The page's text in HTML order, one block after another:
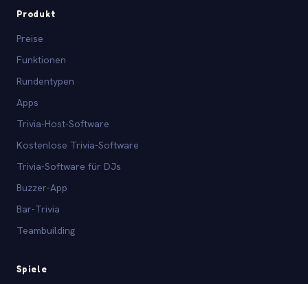
Produkt
Preise
Funktionen
Rundentypen
Apps
Trivia-Host-Software
Kostenlose Trivia-Software
Trivia-Software für DJs
Buzzer-App
Bar-Trivia
Teambuilding
Spiele